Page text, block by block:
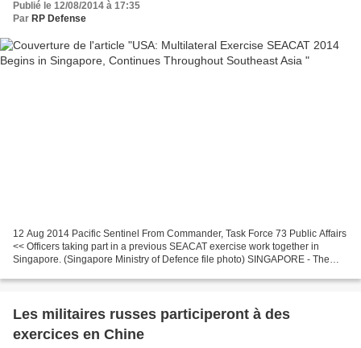
Publié le 12/08/2014 à 17:35
Par RP Defense
12 Aug 2014 Pacific Sentinel From Commander, Task Force 73 Public Affairs
<< Officers taking part in a previous SEACAT exercise work together in
Singapore. (Singapore Ministry of Defence file photo) SINGAPORE - The
Les militaires russes participeront à des
exercices en Chine